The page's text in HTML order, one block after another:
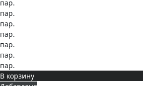
пар.
пар.
пар.
пар.
пар.
пар.
пар.
В корзину